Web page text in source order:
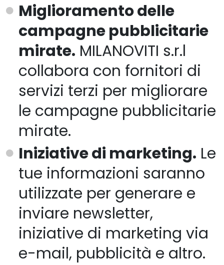
Miglioramento delle
campagne pubblicitarie
mirate. MILANOVITI s.r.l
collabora con fornitori di
servizi terzi per migliorare
le campagne pubblicitarie
mirate.
Iniziative di marketing. Le
tue informazioni saranno
utilizzate per generare e
inviare newsletter,
iniziative di marketing via
e-mail, pubblicità e altro.